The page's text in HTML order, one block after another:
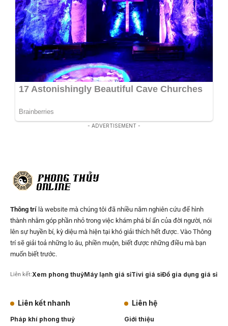
- ADVERTISEMENT -
Thông trí là website mà chúng tôi đã nhiều năm nghiên cứu để hình
thành nhằm góp phần nhỏ trong việc khám phá bí ẩn của đời người, nói
lên sự huyền bí, kỳ diệu mà hiện tại khó giải thích hết được. Vào Thông
trí sẽ giải toả những lo âu, phiền muộn, biết được những điều mà bạn
muốn biết trước.
Liên kết:Xem phong thuỷMáy lạnh giá sỉTivi giá sỉĐồ gia dụng giá sỉ
Liên kết nhanh
Pháp khí phong thuỷ
Liên hệ
Giới thiệu